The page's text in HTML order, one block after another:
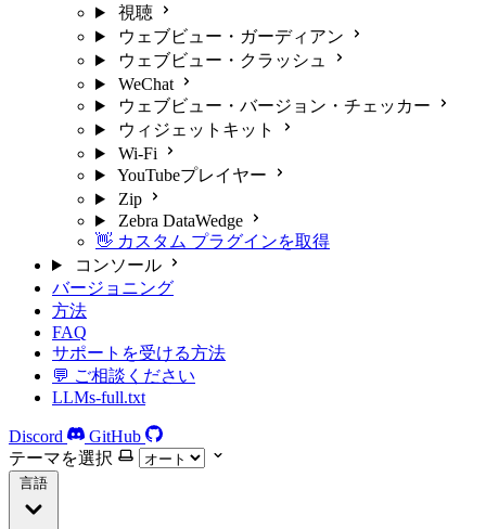
視聴
ウェブビュー・ガーディアン
ウェブビュー・クラッシュ
WeChat
ウェブビュー・バージョン・チェッカー
ウィジェットキット
Wi-Fi
YouTubeプレイヤー
Zip
Zebra DataWedge
👋 カスタム プラグインを取得
コンソール
バージョニング
方法
FAQ
サポートを受ける方法
💬 ご相談ください
LLMs-full.txt
Discord
GitHub
テーマを選択
言語